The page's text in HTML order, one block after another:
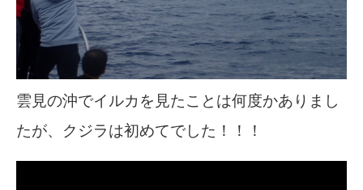
雲見の沖でイルカを見たことは何度かありまし
たが、クジラは初めてでした！！！